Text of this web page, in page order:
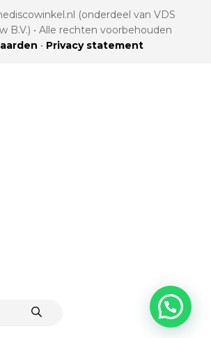
(onderdeel van VDS
B.V.) • Alle rechten voorbehouden
• Privacy statement